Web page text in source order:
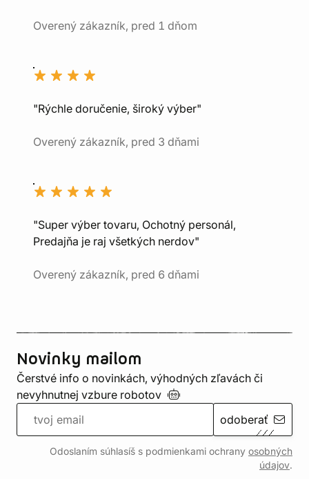
Overený zákazník, pred 1 dňom
"Rýchle doručenie, široký výber"
Overený zákazník, pred 3 dňami
"Super výber tovaru, Ochotný personál,
Predajňa je raj všetkých nerdov"
Overený zákazník, pred 6 dňami
Novinky mailom
Čerstvé info o novinkách, výhodných zľavách či
nevyhnutnej vzbure robotov
odoberať
Odoslaním súhlasíš s podmienkami ochrany osobných
údajov.